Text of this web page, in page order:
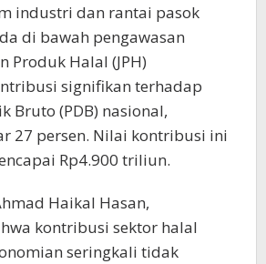
industri dan rantai pasok
di bawah pengawasan
Produk Halal (JPH)
signifikan terhadap
Bruto (PDB) nasional,
27 persen. Nilai kontribusi ini
Rp4.900 triliun.
Haikal Hasan,
kontribusi sektor halal
seringkali tidak